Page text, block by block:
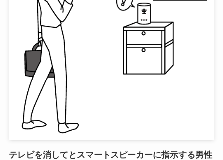
テレビを消してとスマートスピーカーに指示する男性